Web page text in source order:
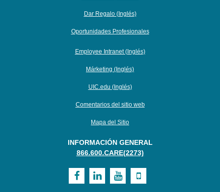
Dar Regalo (Inglés)
Oportunidades Profesionales
Employee Intranet (Inglés)
Márketing (Inglés)
UIC.edu (Inglés)
Comentarios del sitio web
Mapa del Sitio
INFORMACIÓN GENERAL
866.600.CARE(2273)
Visit Visit VisitVisit